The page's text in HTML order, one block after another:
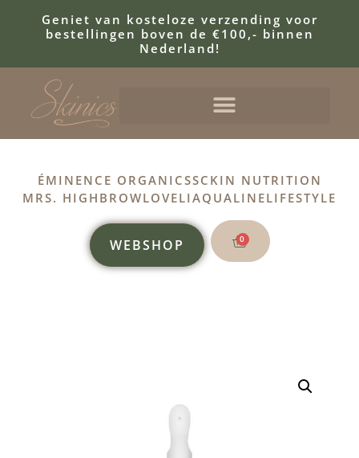
Geniet van kosteloze verzending voor
bestellingen boven de €100,- binnen
Nederland!
ÉMINENCE ORGANICSSCKIN NUTRITION
MRS. HIGHBROWLOVELIAQUALINELIFESTYLE
WEBSHOP 0